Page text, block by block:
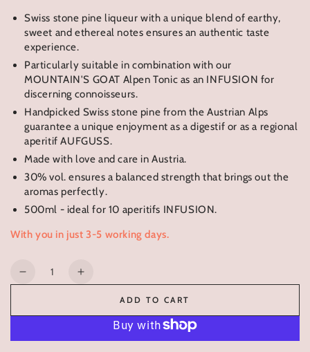
Swiss stone pine liqueur with a unique blend of earthy,
sweet and ethereal notes ensures an authentic taste
experience.
Particularly suitable in combination with our
MOUNTAIN'S GOAT Alpen Tonic as an INFUSION for
discerning connoisseurs.
Handpicked Swiss stone pine from the Austrian Alps
guarantee a unique enjoyment as a digestif or as a regional
aperitif AUFGUSS.
Made with love and care in Austria.
30% vol. ensures a balanced strength that brings out the
aromas perfectly.
500ml - ideal for 10 aperitifs INFUSION.
With you in just 3-5 working days.
Quantity
Decrease
MOUNTAIN&#39;S
Increase
MOUNTAIN&#39;S
ADD TO CART